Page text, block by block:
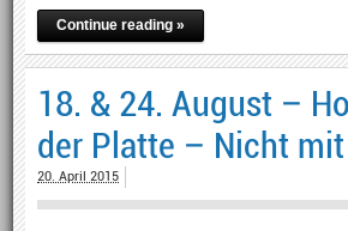
Continue reading »
18. & 24. August –
der Platte – Nicht
20. April 2015